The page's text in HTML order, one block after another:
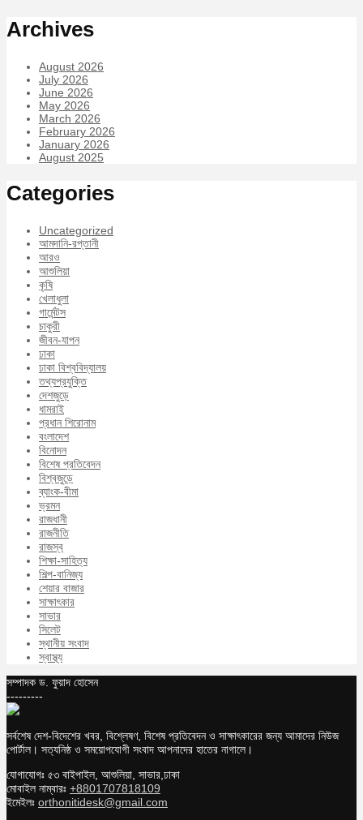
Archives
August 2026
July 2026
June 2026
May 2026
March 2026
February 2026
January 2026
August 2025
Categories
Uncategorized
আমদানি-রপ্তানী
আরও
আশুলিয়া
কৃষি
খেলাধুলা
গার্মেন্টস
চাকুরী
জীবন-যাপন
ঢাকা
ঢাকা বিশ্ববিদ্যালয়
তথ্যপ্রযুক্তি
দেশজুড়ে
ধামরাই
প্রধান শিরোনাম
বংলাদেশ
বিনোদন
বিশেষ প্রতিবেদন
বিশ্বজুড়ে
ব্যাংক-বীমা
ভ্রমন
রাজধানী
রাজনীতি
রাজস্ব
শিক্ষা-সাহিত্য
শিল্প-বানিজ্য
শেয়ার বাজার
সাক্ষাৎকার
সাভার
সিলেট
স্থানীয় সংবাদ
স্বাস্থ্য
সম্পাদক ড. ফুয়াদ হোসেন
---------
সর্বশেষ দেশ-বিদেশের খবর, বিশ্লেষণ, বিশেষ প্রতিবেদন ও সাক্ষাৎকারের জন্য আমাদের নিউজ
পোর্টাল। সত্যনিষ্ঠ ও সময়োপযোগী সংবাদ আপনাদের হাতের নাগালে।
যোগাযোগঃ ৫৩ বাইপাইল, আশুলিয়া, সাভার,ঢাকা
মোবাইল নাম্বারঃ +8801707818109
ইমেইলঃ orthonitidesk@gmail.com